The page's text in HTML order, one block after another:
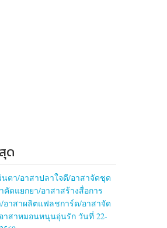
ด
ตา/อาสาปลาใจดี/อาสาจัดชุด
คัดแยกยา/อาสาสร้างสื่อการ
อาสาผลิตแฟลชการ์ด/อาสาจัด
อาสาหมอนหนุนอุ่นรัก วันที่ 22-